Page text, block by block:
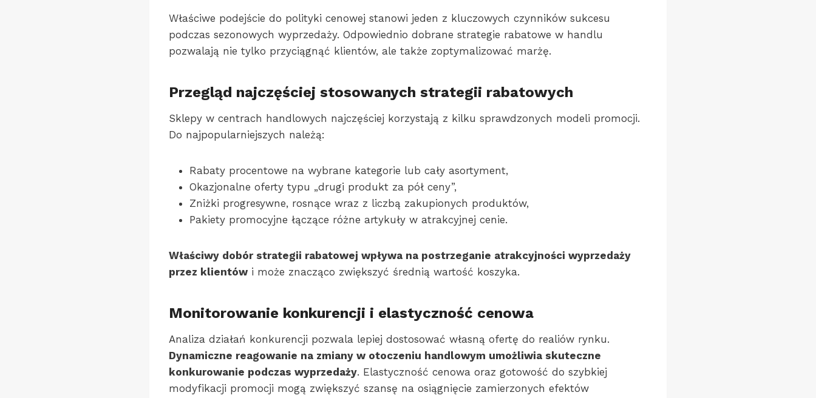
Właściwe podejście do polityki cenowej stanowi jeden z kluczowych czynników sukcesu
podczas sezonowych wyprzedaży. Odpowiednio dobrane strategie rabatowe w handlu
pozwalają nie tylko przyciągnąć klientów, ale także zoptymalizować marżę.
Przegląd najczęściej stosowanych strategii rabatowych
Sklepy w centrach handlowych najczęściej korzystają z kilku sprawdzonych modeli promocji.
Do najpopularniejszych należą:
Rabaty procentowe na wybrane kategorie lub cały asortyment,
Okazjonalne oferty typu „drugi produkt za pół ceny”,
Zniżki progresywne, rosnące wraz z liczbą zakupionych produktów,
Pakiety promocyjne łączące różne artykuły w atrakcyjnej cenie.
Właściwy dobór strategii rabatowej wpływa na postrzeganie atrakcyjności wyprzedaży
przez klientów i może znacząco zwiększyć średnią wartość koszyka.
Monitorowanie konkurencji i elastyczność cenowa
Analiza działań konkurencji pozwala lepiej dostosować własną ofertę do realiów rynku.
Dynamiczne reagowanie na zmiany w otoczeniu handlowym umożliwia skuteczne
konkurowanie podczas wyprzedaży. Elastyczność cenowa oraz gotowość do szybkiej
modyfikacji promocji mogą zwiększyć szansę na osiągnięcie zamierzonych efektów